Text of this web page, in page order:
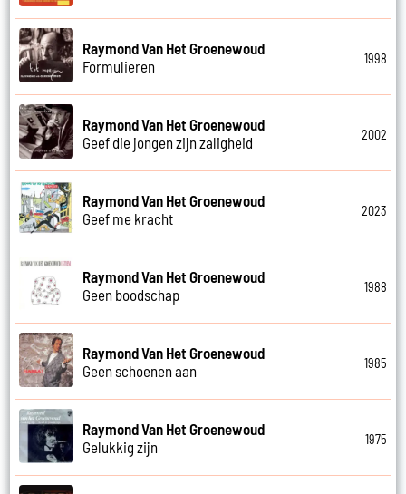
Raymond Van Het Groenewoud
Formulieren
1998
Raymond Van Het Groenewoud
Geef die jongen zijn zaligheid
2002
Raymond Van Het Groenewoud
Geef me kracht
2023
Raymond Van Het Groenewoud
Geen boodschap
1988
Raymond Van Het Groenewoud
Geen schoenen aan
1985
Raymond Van Het Groenewoud
Gelukkig zijn
1975